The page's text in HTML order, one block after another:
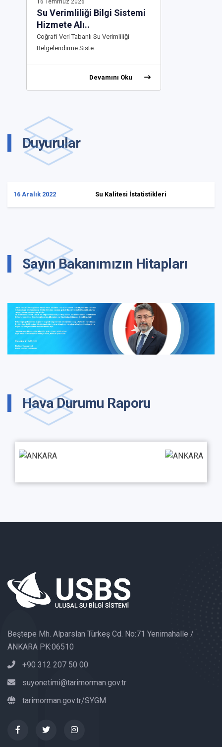
16 Temmuz 2026
Su Verimliliği Bilgi Sistemi
Hizmete Alı..
Coğrafi Veri Tabanlı Su Verimliliği
Belgelendirme Siste..
Devamını Oku
Duyurular
16 Aralık 2022 Su Kalitesi İstatistikleri
Sayın Bakanımızın Hitapları
Hava Durumu Raporu
Beştepe Mh. Alparslan Türkeş Cd. No:71 Yenimahalle /
ANKARA PK:06510
+90 312 207 50 00
suyonetimi@tarimorman.gov.tr
tarimorman.gov.tr/SYGM